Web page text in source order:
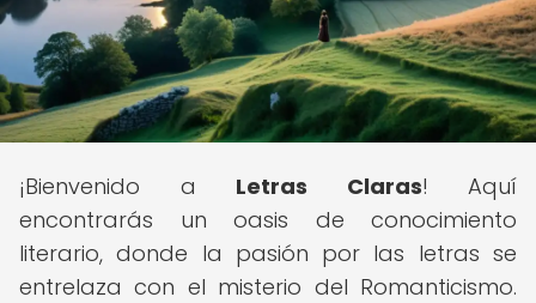
¡Bienvenido a Letras Claras! Aquí
encontrarás un oasis de conocimiento
literario, donde la pasión por las letras se
entrelaza con el misterio del Romanticismo.